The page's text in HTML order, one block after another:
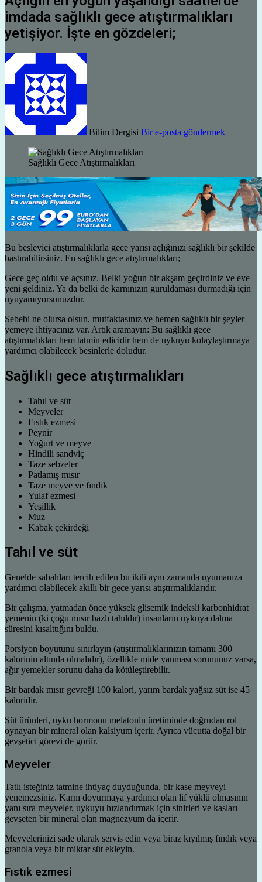
imdada sağlıklı gece atıştırmalıkları
yetişiyor. İşte en gözdeleri;
Bilim Dergisi Bir e-posta göndermek
Sağlıklı Gece Atıştırmalıkları
Bu besleyici atıştırmalıklarla gece yarısı açlığınızı sağlıklı bir şekilde
bastırabilirsiniz. En sağlıklı gece atıştırmalıkları;
Gece geç oldu ve açsınız. Belki yoğun bir akşam geçirdiniz ve eve
yeni geldiniz. Ya da belki de karnınızın guruldaması durmadığı için
uyuyamıyorsunuzdur.
Sebebi ne olursa olsun, mutfaktasınız ve hemen sağlıklı bir şeyler
yemeye ihtiyacınız var. Artık aramayın: Bu sağlıklı gece
atıştırmalıkları hem tatmin edicidir hem de uykuyu kolaylaştırmaya
yardımcı olabilecek besinlerle doludur.
Sağlıklı gece atıştırmalıkları
Tahıl ve süt
Meyveler
Fıstık ezmesi
Peynir
Yoğurt ve meyve
Hindili sandviç
Taze sebzeler
Patlamış mısır
Taze meyve ve fındık
Yulaf ezmesi
Yeşillik
Muz
Kabak çekirdeği
Tahıl ve süt
Genelde sabahları tercih edilen bu ikili aynı zamanda uyumanıza
yardımcı olabilecek akıllı bir gece yarısı atıştırmalıklarıdır.
Bir çalışma, yatmadan önce yüksek glisemik indeksli karbonhidrat
yemenin (ki çoğu mısır bazlı tahıldır) insanların uykuya dalma
süresini kısalttığını buldu.
Porsiyon boyutunu sınırlayın (atıştırmalıklarınızın tamamı 300
kalorinin altında olmalıdır), özellikle mide yanması sorununuz varsa,
ağır yemekler sorunu daha da kötüleştirebilir.
Bir bardak mısır gevreği 100 kalori, yarım bardak yağsız süt ise 45
kaloridir.
Süt ürünleri, uyku hormonu melatonin üretiminde doğrudan rol
oynayan bir mineral olan kalsiyum içerir. Ayrıca vücutta doğal bir
gevşetici görevi de görür.
Meyveler
Tatlı isteğiniz tatmine ihtiyaç duyduğunda, bir kase meyveyi
yenemezsiniz. Karnı doyurmaya yardımcı olan lif yüklü olmasının
yanı sıra meyveler, uykuyu hızlandırmak için sinirleri ve kasları
gevşeten bir mineral olan magnezyum da içerir.
Meyvelerinizi sade olarak servis edin veya biraz kıyılmış fındık veya
granola veya bir miktar süt ekleyin.
Fıstık ezmesi